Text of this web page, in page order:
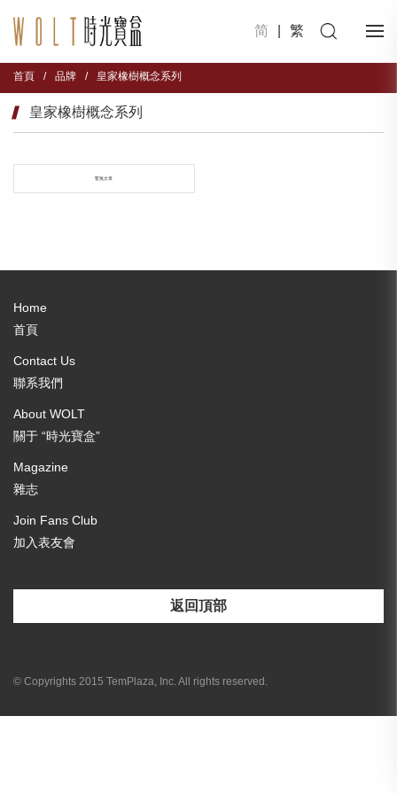
简 繁
首頁 / 品牌 / 皇家橡樹概念系列
皇家橡樹概念系列
暫無文章
Home
首頁
Contact Us
聯系我們
About WOLT
關于 “時光寶盒”
Magazine
雜志
Join Fans Club
加入表友會
返回頂部
© Copyrights 2015 TemPlaza, Inc. All rights reserved.